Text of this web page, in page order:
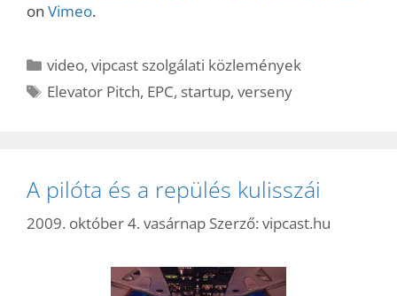
on Vimeo.
Kategória
video,vipcast szolgálati közlemények
Címkék
Elevator Pitch, EPC, startup,verseny
A pilóta és a repülés kulisszái
2009. október 4. vasárnap Szerző: vipcast.hu